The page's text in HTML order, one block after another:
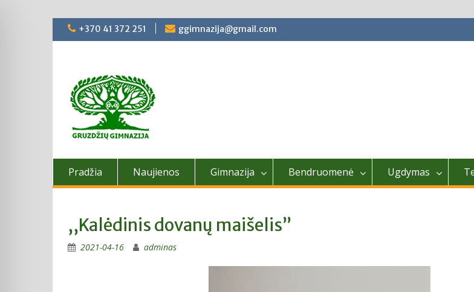
Skip
+370 41 372 251 ggimnazija@gmail.com
Pradžia Naujienos Gimnazija Bendruomenė Ugdymas
,,Kalėdinis dovanų maišelis”
2021-04-16 adminas